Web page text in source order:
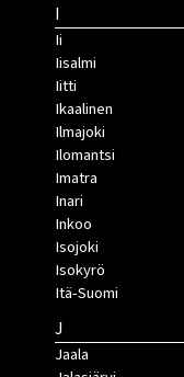
I
Ii
Iisalmi
Iitti
Ikaalinen
Ilmajoki
Ilomantsi
Imatra
Inari
Inkoo
Isojoki
Isokyrö
Itä-Suomi
J
Jaala